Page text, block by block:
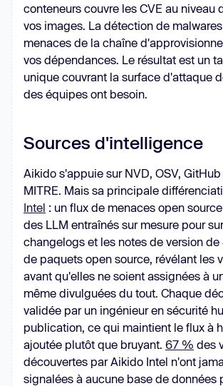
conteneurs couvre les CVE au niveau
vos images. La détection de
menaces de la chaîne
vos dépendances. Le résultat est un
unique couvrant la surface d'attaque
des équipes ont besoin.
Sources d'intelligence
Aikido s'appuie sur NVD, OSV,
MITRE. Mais sa principale
Intel : un flux de menaces open
des LLM entraînés sur mesure pour
changelogs et les notes de version
de paquets open source, révélant les
avant qu'elles ne soient assignées à
même divulguées du tout. Chaque
validée par un ingénieur en sécurité
publication, ce qui maintient le flux à
ajoutée plutôt que bruyant. 67 % des
découvertes par Aikido Intel n'ont
signalées à aucune base de données